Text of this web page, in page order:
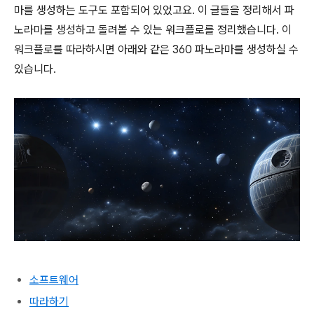
마를 생성하는 도구도 포함되어 있었고요. 이 글들을 정리해서 파
노라마를 생성하고 돌려볼 수 있는 워크플로를 정리했습니다. 이
워크플로를 따라하시면 아래와 같은 360 파노라마를 생성하실 수
있습니다.
소프트웨어
따라하기